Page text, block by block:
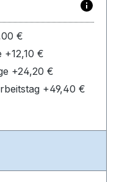
€
+12,10 €
+24,20 €
+49,40 €